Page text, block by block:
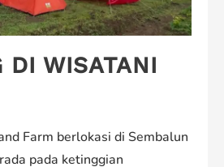
DI WISATANI
Farm berlokasi di Sembalun
pada ketinggian